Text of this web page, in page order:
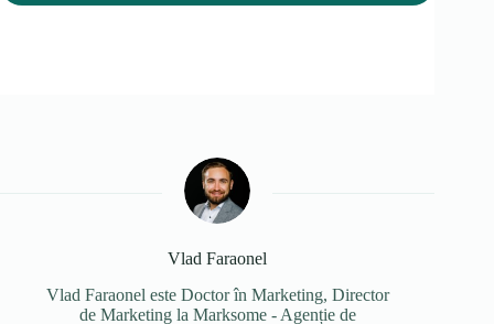
Vlad Faraonel
Vlad Faraonel este Doctor în Marketing, Director
de Marketing la Marksome - Agenție de